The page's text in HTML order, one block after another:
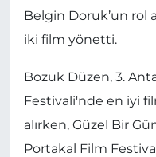
Belgin Doruk’un rol
iki film yönetti.
Bozuk Düzen, 3.
Festivali'nde en iyi
alırken, Güzel Bir
Portakal Film